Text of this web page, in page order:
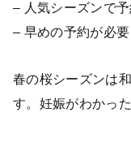
– 人気シーズンで
– 早めの予約が必要
春の桜シーズンは
す。妊娠がわかっ